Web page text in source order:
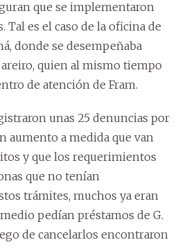
que se implementaron
Tal es el caso de la oficina de
donde se desempeñaba
quien al mismo tiempo
de atención de Fram.
unas 25 denuncias por
aumento a medida que van
y que los requerimientos
que no tenían
trámites, muchos ya eran
pedían préstamos de G.
de cancelarlos encontraron